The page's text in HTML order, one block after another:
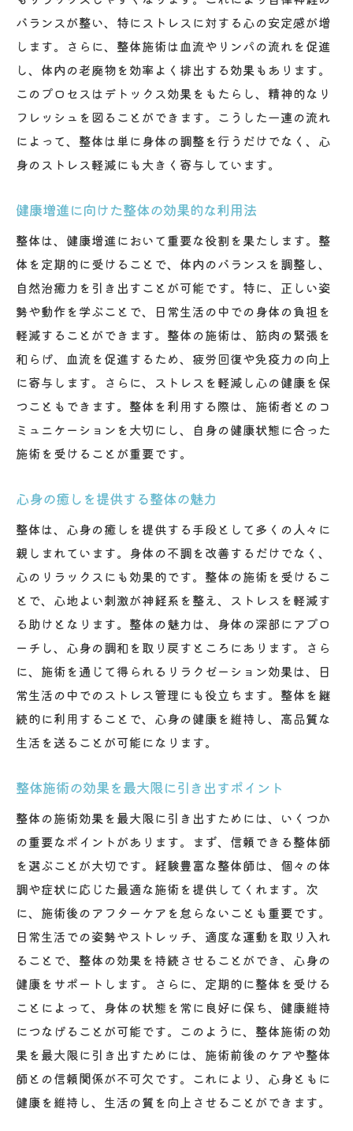
バランスが整い、特にストレスに対する心の安定感が増
します。さらに、整体施術は血流やリンパの流れを促進
し、体内の老廃物を効率よく排出する効果もあります。
このプロセスはデトックス効果をもたらし、精神的なリ
フレッシュを図ることができます。こうした一連の流れ
によって、整体は単に身体の調整を行うだけでなく、心
身のストレス軽減にも大きく寄与しています。
健康増進に向けた整体の効果的な利用法
整体は、健康増進において重要な役割を果たします。整
体を定期的に受けることで、体内のバランスを調整し、
自然治癒力を引き出すことが可能です。特に、正しい姿
勢や動作を学ぶことで、日常生活の中での身体の負担を
軽減することができます。整体の施術は、筋肉の緊張を
和らげ、血流を促進するため、疲労回復や免疫力の向上
に寄与します。さらに、ストレスを軽減し心の健康を保
つこともできます。整体を利用する際は、施術者とのコ
ミュニケーションを大切にし、自身の健康状態に合った
施術を受けることが重要です。
心身の癒しを提供する整体の魅力
整体は、心身の癒しを提供する手段として多くの人々に
親しまれています。身体の不調を改善するだけでなく、
心のリラックスにも効果的です。整体の施術を受けるこ
とで、心地よい刺激が神経系を整え、ストレスを軽減す
る助けとなります。整体の魅力は、身体の深部にアプロ
ーチし、心身の調和を取り戻すところにあります。さら
に、施術を通じて得られるリラクゼーション効果は、日
常生活の中でのストレス管理にも役立ちます。整体を継
続的に利用することで、心身の健康を維持し、高品質な
生活を送ることが可能になります。
整体施術の効果を最大限に引き出すポイント
整体の施術効果を最大限に引き出すためには、いくつか
の重要なポイントがあります。まず、信頼できる整体師
を選ぶことが大切です。経験豊富な整体師は、個々の体
調や症状に応じた最適な施術を提供してくれます。次
に、施術後のアフターケアを怠らないことも重要です。
日常生活での姿勢やストレッチ、適度な運動を取り入れ
ることで、整体の効果を持続させることができ、心身の
健康をサポートします。さらに、定期的に整体を受ける
ことによって、身体の状態を常に良好に保ち、健康維持
につなげることが可能です。このように、整体施術の効
果を最大限に引き出すためには、施術前後のケアや整体
師との信頼関係が不可欠です。これにより、心身ともに
健康を維持し、生活の質を向上させることができます。